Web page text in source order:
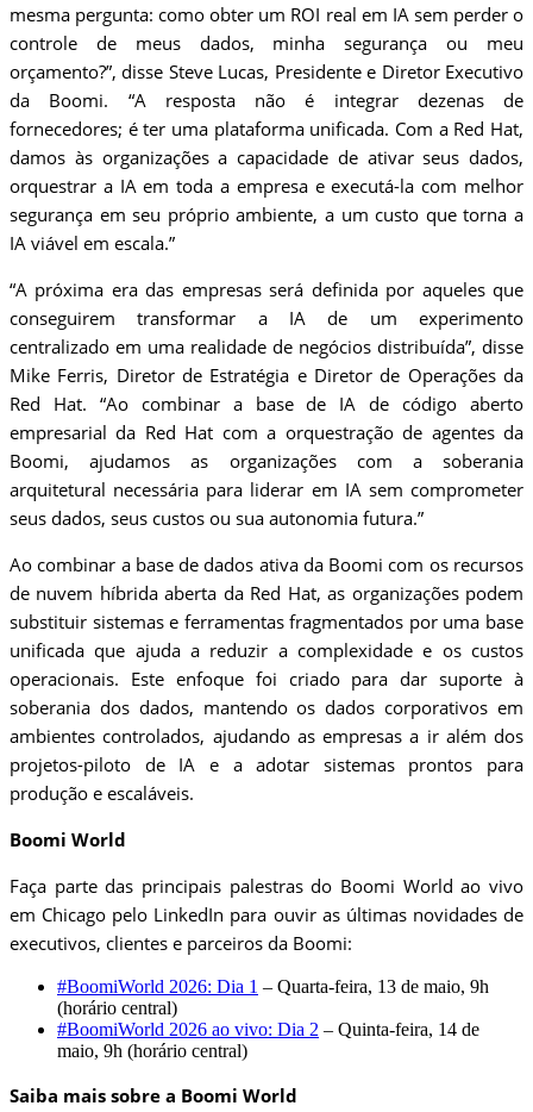
mesma pergunta: como obter um ROI real em IA sem perder o
controle de meus dados, minha segurança ou meu
orçamento?”, disse Steve Lucas, Presidente e Diretor Executivo
da Boomi. “A resposta não é integrar dezenas de
fornecedores; é ter uma plataforma unificada. Com a Red Hat,
damos às organizações a capacidade de ativar seus dados,
orquestrar a IA em toda a empresa e executá-la com melhor
segurança em seu próprio ambiente, a um custo que torna a
IA viável em escala.”
“A próxima era das empresas será definida por aqueles que
conseguirem transformar a IA de um experimento
centralizado em uma realidade de negócios distribuída”, disse
Mike Ferris, Diretor de Estratégia e Diretor de Operações da
Red Hat. “Ao combinar a base de IA de código aberto
empresarial da Red Hat com a orquestração de agentes da
Boomi, ajudamos as organizações com a soberania
arquitetural necessária para liderar em IA sem comprometer
seus dados, seus custos ou sua autonomia futura.”
Ao combinar a base de dados ativa da Boomi com os recursos
de nuvem híbrida aberta da Red Hat, as organizações podem
substituir sistemas e ferramentas fragmentados por uma base
unificada que ajuda a reduzir a complexidade e os custos
operacionais. Este enfoque foi criado para dar suporte à
soberania dos dados, mantendo os dados corporativos em
ambientes controlados, ajudando as empresas a ir além dos
projetos-piloto de IA e a adotar sistemas prontos para
produção e escaláveis.
Boomi World
Faça parte das principais palestras do Boomi World ao vivo
em Chicago pelo LinkedIn para ouvir as últimas novidades de
executivos, clientes e parceiros da Boomi:
#BoomiWorld 2026: Dia 1 – Quarta-feira, 13 de maio, 9h
(horário central)
#BoomiWorld 2026 ao vivo: Dia 2 – Quinta-feira, 14 de
maio, 9h (horário central)
Saiba mais sobre a Boomi World